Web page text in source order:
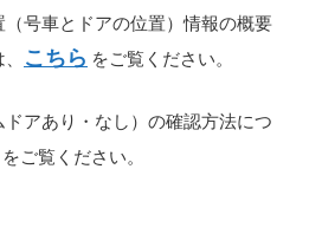
号車とドアの位置）情報の概要
こちら をご覧ください。
アあり・なし）の確認方法につ
をご覧ください。